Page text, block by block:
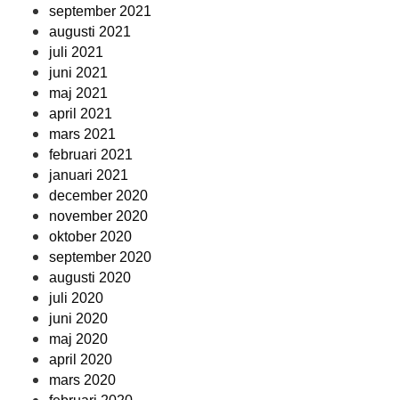
september 2021
augusti 2021
juli 2021
juni 2021
maj 2021
april 2021
mars 2021
februari 2021
januari 2021
december 2020
november 2020
oktober 2020
september 2020
augusti 2020
juli 2020
juni 2020
maj 2020
april 2020
mars 2020